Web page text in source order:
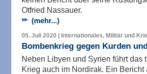
Otfried Nassauer.
(mehr...)
05. Juli 2020 | Internationales, Militär und
Bombenkrieg gegen Kurden
Neben Libyen und Syrien führt das
Krieg auch im Nordirak. Ein